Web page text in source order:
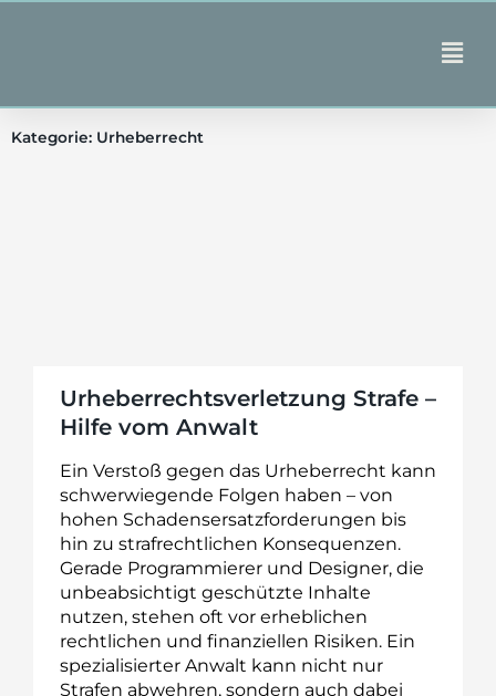
Main
Kategorie: Urheberrecht
Urheberrechtsverletzung Strafe –
Hilfe vom Anwalt
Ein Verstoß gegen das Urheberrecht kann
schwerwiegende Folgen haben – von
hohen Schadensersatzforderungen bis
hin zu strafrechtlichen Konsequenzen.
Gerade Programmierer und Designer, die
unbeabsichtigt geschützte Inhalte
nutzen, stehen oft vor erheblichen
rechtlichen und finanziellen Risiken. Ein
spezialisierter Anwalt kann nicht nur
Strafen abwehren, sondern auch dabei